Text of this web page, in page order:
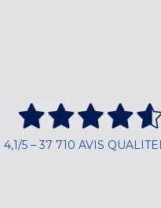
4,1/5 – 37 710 AVIS